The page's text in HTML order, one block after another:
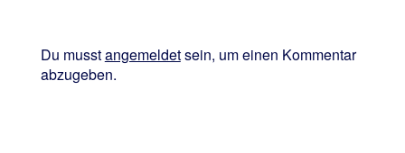
Du musstangemeldetsein, um einen Kommentar
abzugeben.